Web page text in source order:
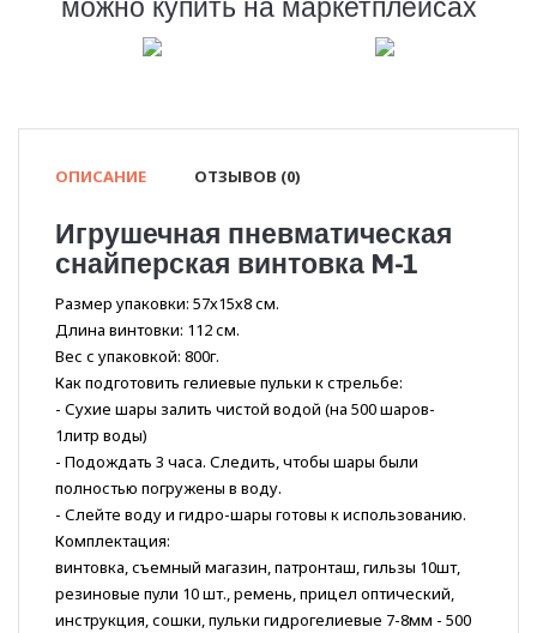
можно купить на маркетплейсах
ОПИСАНИЕ ОТЗЫВОВ (0)
Игрушечная пневматическая
снайперская винтовка M-1
Размер упаковки: 57х15х8 см.
Длина винтовки: 112 см.
Вес с упаковкой: 800г.
Как подготовить гелиевые пульки к стрельбе:
- Сухие шары залить чистой водой (на 500 шаров-
1литр воды)
- Подождать 3 часа. Следить, чтобы шары были
полностью погружены в воду.
- Слейте воду и гидро-шары готовы к использованию.
Комплектация:
винтовка, съемный магазин, патронташ, гильзы 10шт,
резиновые пули 10 шт., ремень, прицел оптический,
инструкция, сошки, пульки гидрогелиевые 7-8мм - 500